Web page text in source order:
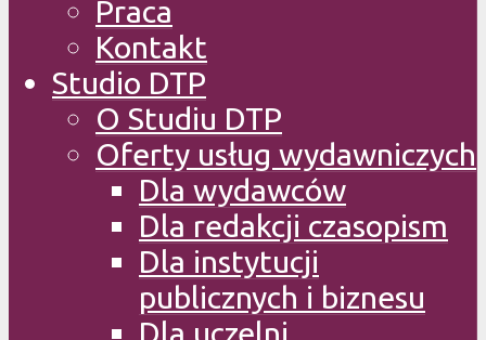
Praca
Kontakt
Studio DTP
O Studiu DTP
Oferty usług wydawniczych
Dla wydawców
Dla redakcji czasopism
Dla instytucji
publicznych i biznesu
Dla uczelni